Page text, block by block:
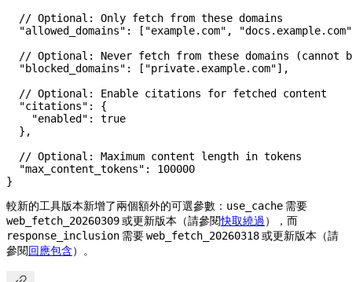
  // Optional: Only fetch from these domains
  "allowed_domains"
: [ "example.com" ,
"docs.example.com"
// Optional: Never fetch from these domains (cannot
  "blocked_domains"
: [ "private.example.com"],
  // Optional: Enable citations for fetched content
  "citations"
: {
    "enabled"
: true
  },
  // Optional: Maximum content length in tokens
  "max_content_tokens"
: 100000
}
較新的工具版本新增了兩個額外的可選參數： use_cache 需要
web_fetch_20260309或更新版本（請參閱快取繞過），而
response_inclusion 需要web_fetch_20260318或更新版本（請
參閱回應包含）。